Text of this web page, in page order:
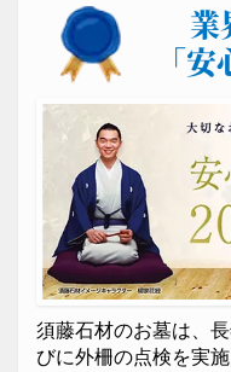
ガラスのお墓エテル
施主様の故郷に咲く
業
「
須藤石材のお墓は、
びに外柵の点検を実